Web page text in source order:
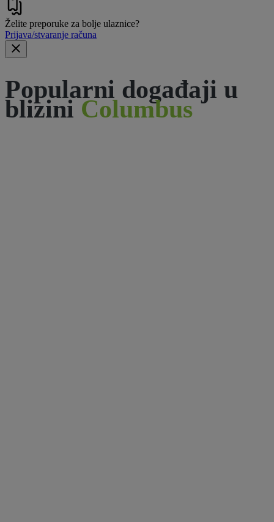
Želite preporuke za bolje ulaznice?
Prijava/stvaranje računa
Popularni događaji u
blizini Columbus